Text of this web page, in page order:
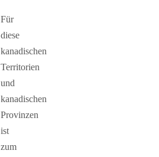
Für
diese
kanadischen
Territorien
und
kanadischen
Provinzen
ist
zum